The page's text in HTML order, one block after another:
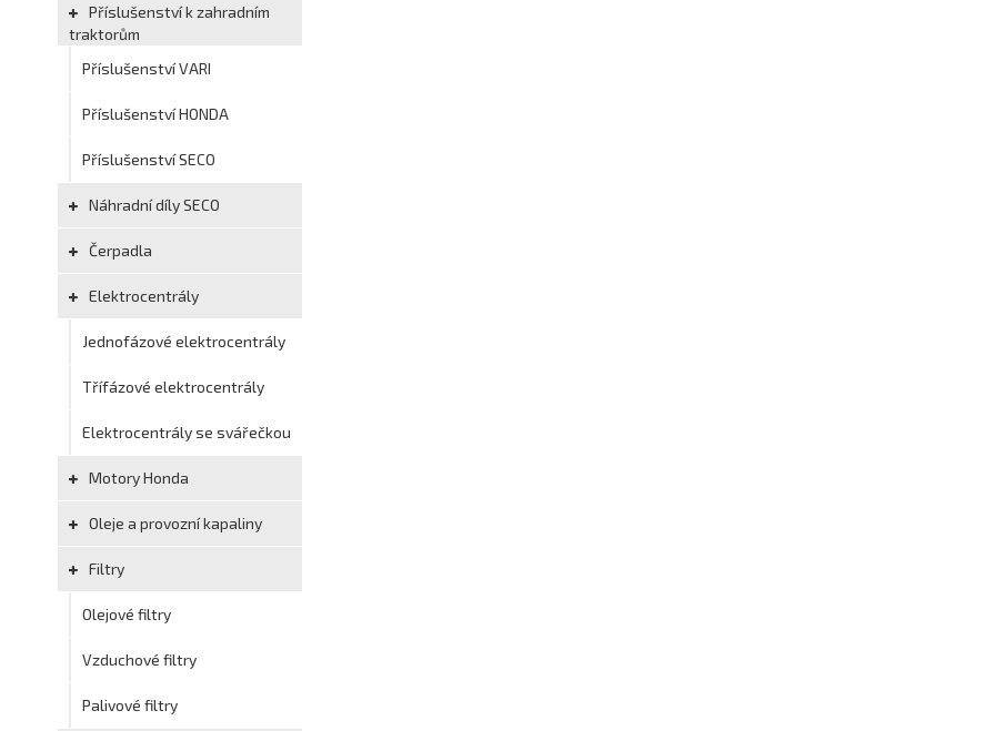
Příslušenství k zahradním
traktorům
Příslušenství VARI
Příslušenství HONDA
Příslušenství SECO
Náhradní díly SECO
Čerpadla
Elektrocentrály
Jednofázové elektrocentrály
Třífázové elektrocentrály
Elektrocentrály se svářečkou
Motory Honda
Oleje a provozní kapaliny
Filtry
Olejové filtry
Vzduchové filtry
Palivové filtry